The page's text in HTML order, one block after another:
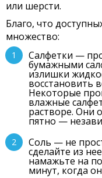
или шерсти.
Благо, что
множество:
Салфетки —
бумажными
излишки
восстановить
Некоторые
влажные
растворе. Они
пятно —
Соль — не
сделайте из
намажьте на
минут, когда